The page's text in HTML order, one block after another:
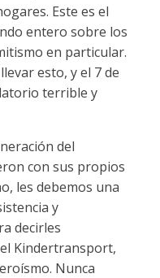
Este es el
entero sobre los
en particular.
esto, y el 7 de
terrible y
del
con sus propios
les debemos una
y
decirles
Kindertransport,
Nunca